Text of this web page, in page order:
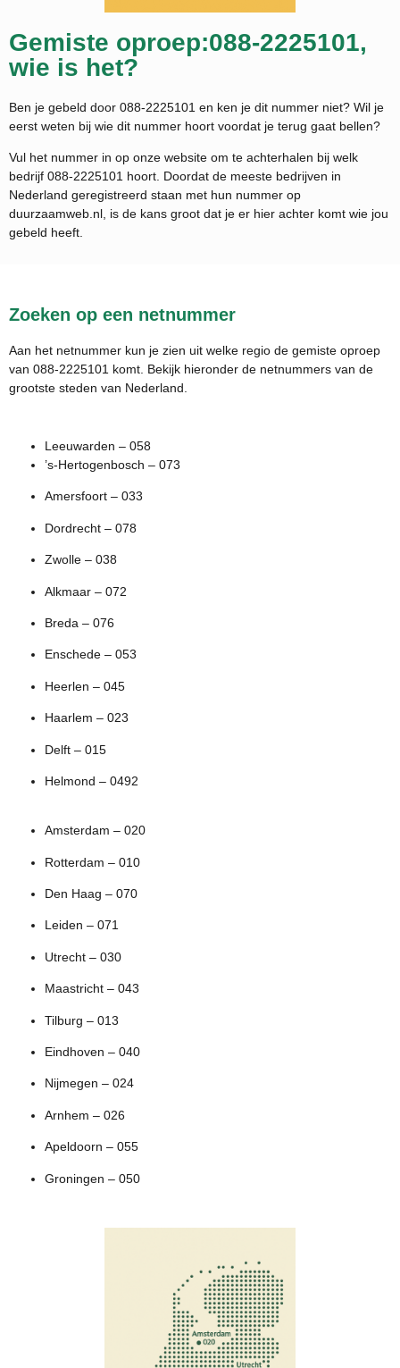
Gemiste oproep:088-2225101,
wie is het?
Ben je gebeld door 088-2225101 en ken je dit nummer niet? Wil je
eerst weten bij wie dit nummer hoort voordat je terug gaat bellen?
Vul het nummer in op onze website om te achterhalen bij welk
bedrijf 088-2225101 hoort. Doordat de meeste bedrijven in
Nederland geregistreerd staan met hun nummer op
duurzaamweb.nl, is de kans groot dat je er hier achter komt wie jou
gebeld heeft.
Zoeken op een netnummer
Aan het netnummer kun je zien uit welke regio de gemiste oproep
van 088-2225101 komt. Bekijk hieronder de netnummers van de
grootste steden van Nederland.
Leeuwarden – 058
’s-Hertogenbosch – 073
Amersfoort – 033
Dordrecht – 078
Zwolle – 038
Alkmaar – 072
Breda – 076
Enschede – 053
Heerlen – 045
Haarlem – 023
Delft – 015
Helmond – 0492
Amsterdam – 020
Rotterdam – 010
Den Haag – 070
Leiden – 071
Utrecht – 030
Maastricht – 043
Tilburg – 013
Eindhoven – 040
Nijmegen – 024
Arnhem – 026
Apeldoorn – 055
Groningen – 050